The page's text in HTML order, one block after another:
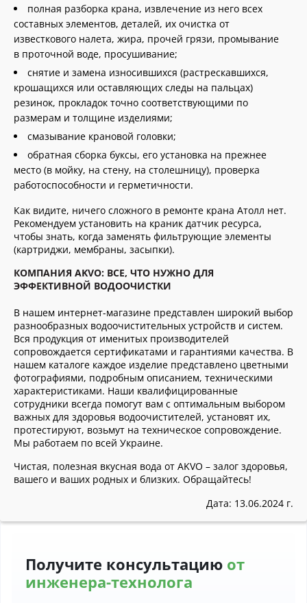
полная разборка крана, извлечение из него всех
составных элементов, деталей, их очистка от
известкового налета, жира, прочей грязи, промывание
в проточной воде, просушивание;
снятие и замена износившихся (растрескавшихся,
крошащихся или оставляющих следы на пальцах)
резинок, прокладок точно соответствующими по
размерам и толщине изделиями;
смазывание крановой головки;
обратная сборка буксы, его установка на прежнее
место (в мойку, на стену, на столешницу), проверка
работоспособности и герметичности.
Как видите, ничего сложного в ремонте крана Атолл нет.
Рекомендуем установить на краник датчик ресурса,
чтобы знать, когда заменять фильтрующие элементы
(картриджи, мембраны, засыпки).
КОМПАНИЯ AKVO: ВСЕ, ЧТО НУЖНО ДЛЯ
ЭФФЕКТИВНОЙ ВОДООЧИСТКИ
В нашем интернет-магазине представлен широкий выбор
разнообразных водоочистительных устройств и систем.
Вся продукция от именитых производителей
сопровождается сертификатами и гарантиями качества. В
нашем каталоге каждое изделие представлено цветными
фотографиями, подробным описанием, техническими
характеристиками. Наши квалифицированные
сотрудники всегда помогут вам с оптимальным выбором
важных для здоровья водоочистителей, установят их,
протестируют, возьмут на техническое сопровождение.
Мы работаем по всей Украине.
Чистая, полезная вкусная вода от AKVO – залог здоровья,
вашего и ваших родных и близких. Обращайтесь!
Дата: 13.06.2024 г.
Получите консультацию от
инженера-технолога